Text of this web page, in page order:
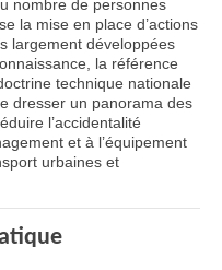
nombre de personnes
la mise en place d’actions
largement développées
la référence
technique nationale
dresser un panorama des
l’accidentalité
et à l’équipement
urbaines et